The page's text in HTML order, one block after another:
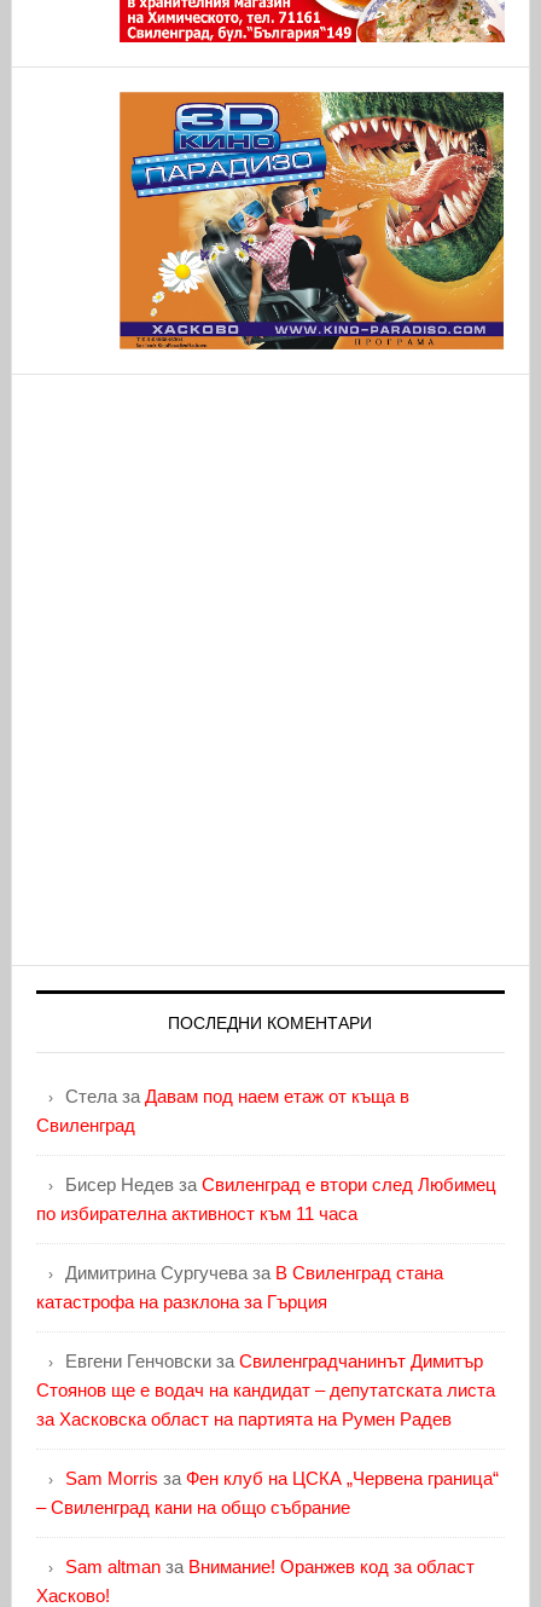
ПОСЛЕДНИ КОМЕНТАРИ
Стелаза Давам под наем етаж от къща в
Свиленград
Бисер Недевза Свиленград е втори след Любимец
по избирателна активност към 11 часа
Димитрина Сургучеваза В Свиленград стана
катастрофа на разклона за Гърция
Евгени Генчовскиза Свиленградчанинът Димитър
Стоянов ще е водач на кандидат – депутатската листа
за Хасковска област на партията на Румен Радев
Sam Morris за Фен клуб на ЦСКА „Червена граница“
– Свиленград кани на общо събрание
Sam altmanза Внимание! Оранжев код за област
Хасково!